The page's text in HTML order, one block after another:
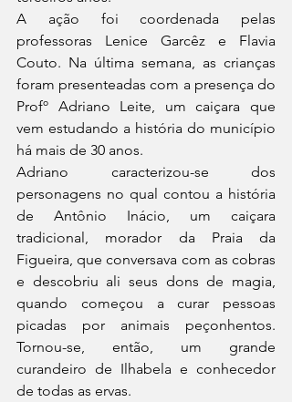
A ação foi coordenada pelas
professoras Lenice Garcêz e Flavia
Couto. Na última semana, as crianças
foram presenteadas com a presença do
Profº Adriano Leite, um caiçara que
vem estudando a história do município
há mais de 30 anos.
Adriano caracterizou-se dos
personagens no qual contou a história
de Antônio Inácio, um caiçara
tradicional, morador da Praia da
Figueira, que conversava com as cobras
e descobriu ali seus dons de magia,
quando começou a curar pessoas
picadas por animais peçonhentos.
Tornou-se, então, um grande
curandeiro de Ilhabela e conhecedor
de todas as ervas.